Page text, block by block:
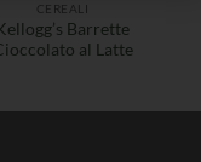
CEREALI
Barrette
al Latte